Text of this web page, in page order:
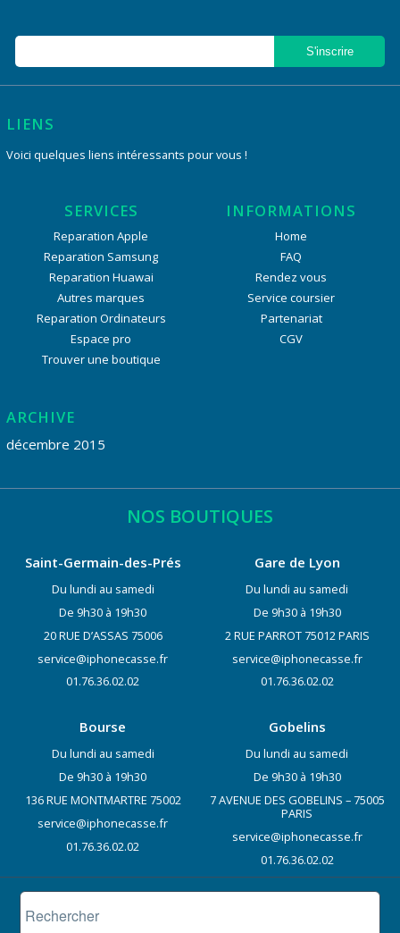
LIENS
Voici quelques liens intéressants pour vous !
SERVICES
Reparation Apple
Reparation Samsung
Reparation Huawai
Autres marques
Reparation Ordinateurs
Espace pro
Trouver une boutique
INFORMATIONS
Home
FAQ
Rendez vous
Service coursier
Partenariat
CGV
ARCHIVE
décembre 2015
NOS BOUTIQUES
Saint-Germain-des-Prés
Du lundi au samedi
De 9h30 à 19h30
20 RUE D’ASSAS 75006
service@iphonecasse.fr
01.76.36.02.02
Gare de Lyon
Du lundi au samedi
De 9h30 à 19h30
2 RUE PARROT 75012 PARIS
service@iphonecasse.fr
01.76.36.02.02
Bourse
Du lundi au samedi
De 9h30 à 19h30
136 RUE MONTMARTRE 75002
service@iphonecasse.fr
01.76.36.02.02
Gobelins
Du lundi au samedi
De 9h30 à 19h30
7 AVENUE DES GOBELINS – 75005
PARIS
service@iphonecasse.fr
01.76.36.02.02